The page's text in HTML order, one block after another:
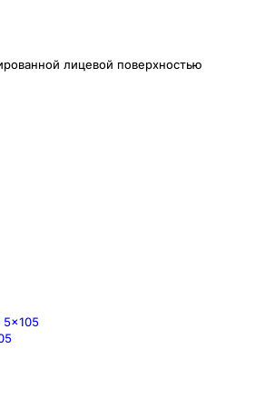
лицевой поверхностью
5x105